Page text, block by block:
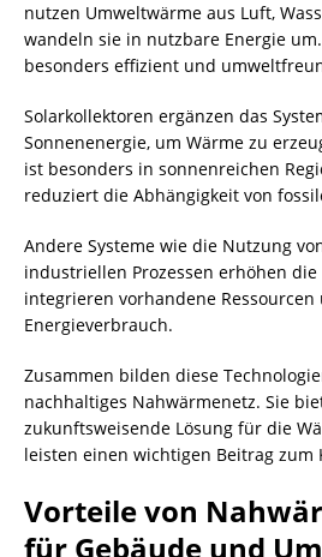
nutzen Umweltwärme aus Luft,
wandeln sie in nutzbare Energie
besonders effizient und
Solarkollektoren ergänzen das
Sonnenenergie, um Wärme zu
ist besonders in sonnenreichen
reduziert die Abhängigkeit von
Andere Systeme wie die Nutzung
industriellen Prozessen erhöhen die
integrieren vorhandene
Energieverbrauch.
Zusammen bilden diese
nachhaltiges Nahwärmenetz. Sie
zukunftsweisende Lösung für die
leisten einen wichtigen Beitrag zum
Vorteile von
für Gebäude und